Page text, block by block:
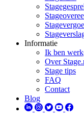
Informatie
Ik ben
Over
Stage tips
FAQ
Contact
Blog